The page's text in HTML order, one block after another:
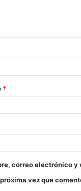
*
correo electrónico y
vez que